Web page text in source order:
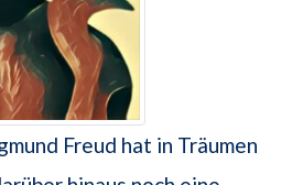
Freud hat in Träumen